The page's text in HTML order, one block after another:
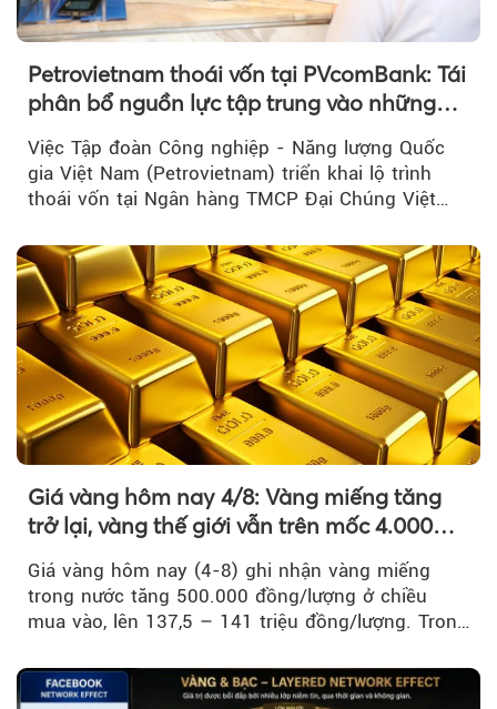
Petrovietnam thoái vốn tại PVcomBank: Tái
phân bổ nguồn lực tập trung vào những
Việc Tập đoàn Công nghiệp - Năng lượng Quốc
gia Việt Nam (Petrovietnam) triển khai lộ trình
thoái vốn tại Ngân hàng TMCP Đại Chúng Việt
Giá vàng hôm nay 4/8: Vàng miếng tăng
trở lại, vàng thế giới vẫn trên mốc 4.000
Giá vàng hôm nay (4-8) ghi nhận vàng miếng
trong nước tăng 500.000 đồng/lượng ở chiều
mua vào, lên 137,5 – 141 triệu đồng/lượng. Trong
trì trên ngưỡng 4.000 USD/ounce.